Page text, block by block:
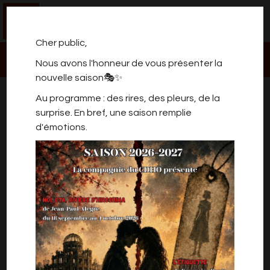
Cher public,
Nous avons l'honneur de vous présenter la
nouvelle saison🎭✨
Au programme : des rires, des pleurs, de la
surprise. En bref, une saison remplie
d'émotions.
SPECTACLE DE L'ATELIER
ENFANTS (9-12) DU
MERCREDI
Ce spectacle est réservé au cercle familial des